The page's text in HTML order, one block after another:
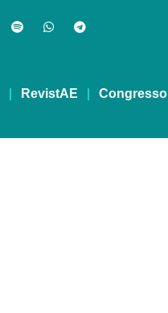
RevistAE Congresso